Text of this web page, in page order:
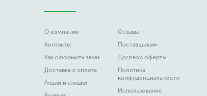
О компании
Контакты
Как оформить заказ
Доставка и оплата
Акции и скидки
Отзывы
Поставщикам
Договор оферты
Политика
конфиденциальности
Использование